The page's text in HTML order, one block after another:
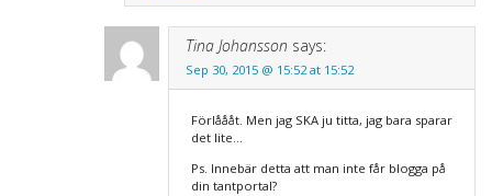
Tina Johansson says:
Sep 30, 2015 @ 15:52 at 15:52
Förlåååt. Men jag SKA ju titta, jag bara sparar
det lite…
Ps. Innebär detta att man inte får blogga på
din tantportal?